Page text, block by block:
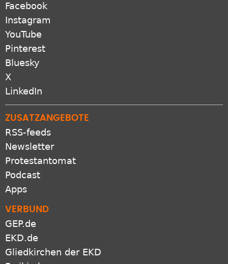
Facebook
Instagram
YouTube
Pinterest
Bluesky
X
LinkedIn
ZUSATZANGEBOTE
RSS-feeds
Newsletter
Protestantomat
Podcast
Apps
VERBUND
GEP.de
EKD.de
Gliedkirchen der EKD